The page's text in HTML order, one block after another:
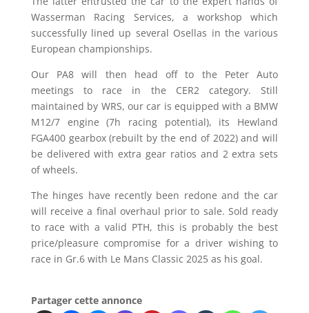
Wasserman Racing Services, a workshop which
successfully lined up several Osellas in the various
European championships.
Our PA8 will then head off to the Peter Auto
meetings to race in the CER2 category. Still
maintained by WRS, our car is equipped with a BMW
M12/7 engine (7h racing potential), its Hewland
FGA400 gearbox (rebuilt by the end of 2022) and will
be delivered with extra gear ratios and 2 extra sets
of wheels.
The hinges have recently been redone and the car
will receive a final overhaul prior to sale. Sold ready
to race with a valid PTH, this is probably the best
price/pleasure compromise for a driver wishing to
race in Gr.6 with Le Mans Classic 2025 as his goal.
Partager cette annonce